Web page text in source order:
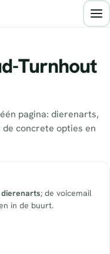
Turnhout
pagina: dierenarts,
concrete opties en
; de voicemail
in de buurt.